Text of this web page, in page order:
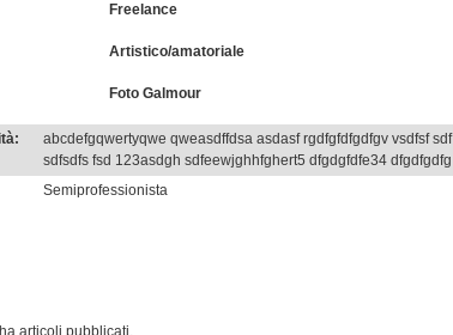
Freelance
Artistico/amatoriale
Foto Galmour
abcdefgqwertyqwe qweasdffdsa asdasf rgdfgfdfgdfgv vsdfsf sdf
sdfsdfs fsd 123asdgh sdfeewjghhfghert5 dfgdgfdfe34 dfgdfgdfg
Semiprofessionista
articoli pubblicati.